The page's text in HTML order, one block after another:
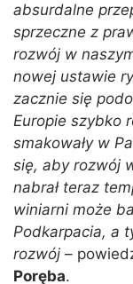
absurdalne
sprzeczne z
rozwój w
nowej ustawie
zacznie się
Europie szybko
smakowały w
się, aby rozwój
nabrał teraz
winiarni może
Podkarpacia, a
rozwój –
Poręba.